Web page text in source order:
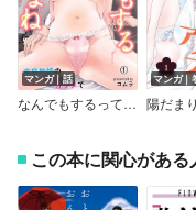
マンガ｜話
なんでもするって言ったよね？ 家庭教師のお礼はカラダで
マンガ｜
この本に関心があ